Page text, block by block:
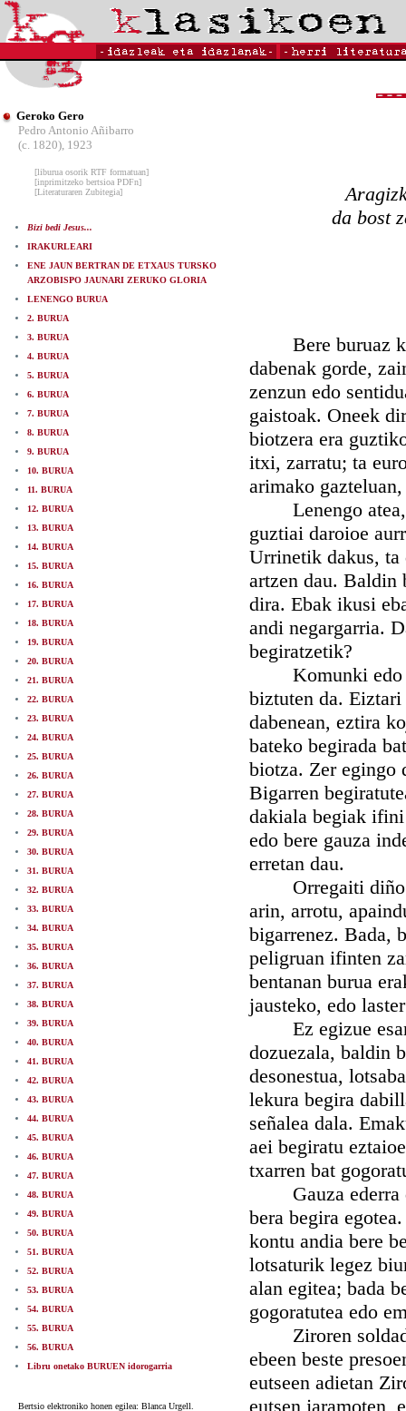
Geroko Gero
Pedro Antonio Añibarro
(c. 1820), 1923
[liburua osorik RTF formatuan]
[inprimitzeko bertsioa PDFn]
[Literaturaren Zubitegia]
Bizi bedi Jesus...
IRAKURLEARI
ENE JAUN BERTRAN DE ETXAUS TURSKO
ARZOBISPO JAUNARI ZERUKO GLORIA
LENENGO BURUA
2. BURUA
3. BURUA
4. BURUA
5. BURUA
6. BURUA
7. BURUA
8. BURUA
9. BURUA
10. BURUA
11. BURUA
12. BURUA
13. BURUA
14. BURUA
15. BURUA
16. BURUA
17. BURUA
18. BURUA
19. BURUA
20. BURUA
21. BURUA
22. BURUA
23. BURUA
24. BURUA
25. BURUA
26. BURUA
27. BURUA
28. BURUA
29. BURUA
30. BURUA
31. BURUA
32. BURUA
33. BURUA
34. BURUA
35. BURUA
36. BURUA
37. BURUA
38. BURUA
39. BURUA
40. BURUA
41. BURUA
42. BURUA
43. BURUA
44. BURUA
45. BURUA
46. BURUA
47. BURUA
48. BURUA
49. BURUA
50. BURUA
51. BURUA
52. BURUA
53. BURUA
54. BURUA
55. BURUA
56. BURUA
Libru onetako BURUEN idorogarria
Bertsio elektroniko honen egilea: Blanca Urgell.
da bost
Bere buruaz
dabenak gorde,
zenzun edo
gaistoak. Oneek
biotzera era
itxi, zarratu; ta
arimako
Lenengo atea,
guztiai daroioe
Urrinetik dakus, ta
artzen dau. Baldin
dira. Ebak ikusi
andi negargarria.
begiratzetik?
Komunki edo
biztuten da.
dabenean, eztira
bateko begirada
biotza. Zer egingo
Bigarren
dakiala begiak ifini
edo bere gauza
erretan dau.
Orregaiti diño
arin, arrotu,
bigarrenez. Bada,
peligruan ifinten
bentanan burua
jausteko, edo
Ez egizue esan,
dozuezala, baldin
desonestua,
lekura begira
señalea dala.
aei begiratu
txarren bat
Gauza ederra
bera begira
kontu andia bere
lotsaturik legez
alan egitea; bada
gogoratutea edo
Ziroren
ebeen beste
eutseen adietan
eutsen jaramoten,